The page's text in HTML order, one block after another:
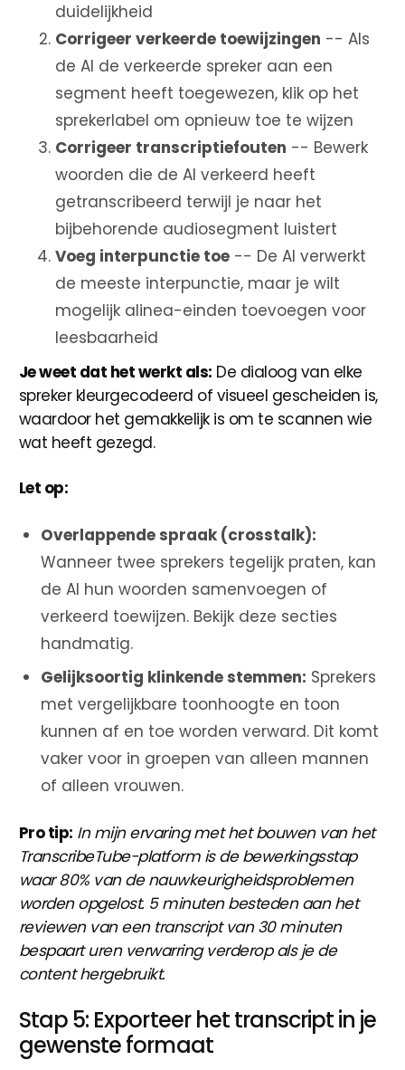
duidelijkheid
Corrigeer verkeerde toewijzingen -- Als
de AI de verkeerde spreker aan een
segment heeft toegewezen, klik op het
sprekerlabel om opnieuw toe te wijzen
Corrigeer transcriptiefouten -- Bewerk
woorden die de AI verkeerd heeft
getranscribeerd terwijl je naar het
bijbehorende audiosegment luistert
Voeg interpunctie toe -- De AI verwerkt
de meeste interpunctie, maar je wilt
mogelijk alinea-einden toevoegen voor
leesbaarheid
Je weet dat het werkt als: De dialoog van elke
spreker kleurgecodeerd of visueel gescheiden is,
waardoor het gemakkelijk is om te scannen wie
wat heeft gezegd.
Let op:
Overlappende spraak (crosstalk):
Wanneer twee sprekers tegelijk praten, kan
de AI hun woorden samenvoegen of
verkeerd toewijzen. Bekijk deze secties
handmatig.
Gelijksoortig klinkende stemmen: Sprekers
met vergelijkbare toonhoogte en toon
kunnen af en toe worden verward. Dit komt
vaker voor in groepen van alleen mannen
of alleen vrouwen.
Pro tip: In mijn ervaring met het bouwen van het
TranscribeTube-platform is de bewerkingsstap
waar 80% van de nauwkeurigheidsproblemen
worden opgelost. 5 minuten besteden aan het
reviewen van een transcript van 30 minuten
bespaart uren verwarring verderop als je de
content hergebruikt.
Stap 5: Exporteer het transcript in je
gewenste formaat